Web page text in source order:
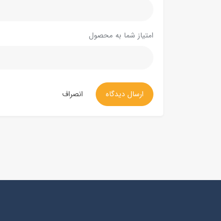
امتیاز شما به محصول
ارسال دیدگاه انصراف